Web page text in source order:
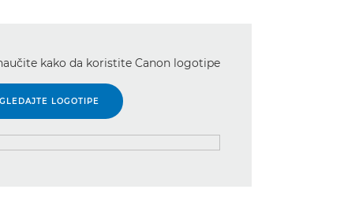
kako da koristite Canon logotipe
LOGOTIPE